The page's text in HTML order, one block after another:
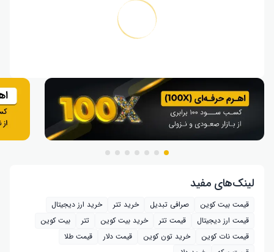
لینک‌های مفید
قیمت بیت کوین صرافی تبدیل خرید تتر
خرید ارز دیجیتال
قیمت ارز دیجیتال
قیمت تتر خرید بیت‌ کوین تتر
بیت کوین
قیمت نات کوین
خرید تون کوین قیمت دلار
قیمت طلا